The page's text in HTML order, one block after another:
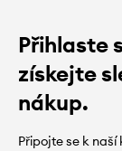
Přihlaste
získejte
nákup.
Připojte se k